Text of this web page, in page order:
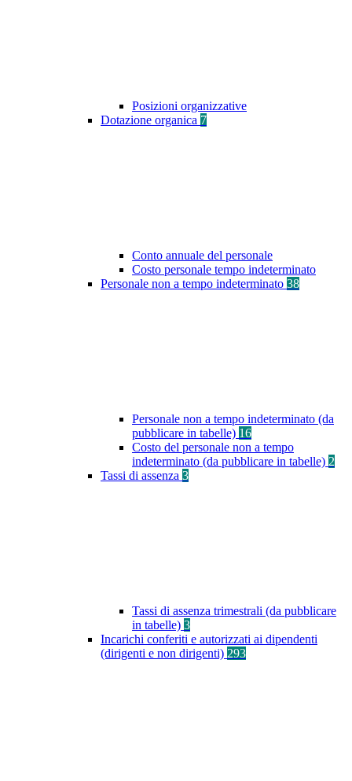
Posizioni organizzative
Dotazione organica 7
Conto annuale del personale
Costo personale tempo indeterminato
Personale non a tempo indeterminato 38
Personale non a tempo indeterminato (da
pubblicare in tabelle) 16
Costo del personale non a tempo
indeterminato (da pubblicare in tabelle) 2
Tassi di assenza 3
Tassi di assenza trimestrali (da pubblicare
in tabelle) 3
Incarichi conferiti e autorizzati ai dipendenti
(dirigenti e non dirigenti) 293